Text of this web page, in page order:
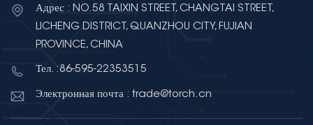
Адрес : NO.58 TAIXIN STREET, CHANGTAI STREET,
LICHENG DISTRICT, QUANZHOU CITY, FUJIAN
PROVINCE, CHINA
Тел. :86-595-22353515
Электронная почта : trade@torch.cn